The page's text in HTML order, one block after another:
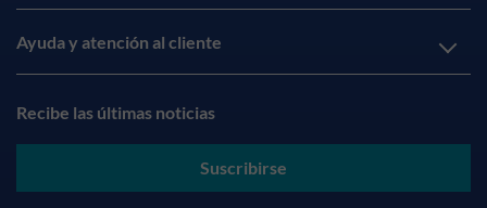
Ayuda y atención al cliente
Recibe las últimas noticias
Suscribirse